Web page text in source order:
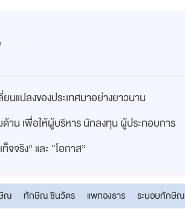
นแปลงของประเทศมาอย่างยาวนาน
าน เพื่อให้ผู้บริหาร นักลงทุน ผู้ประกอบการ
จริง” และ “โอกาส”
ณ ทักษิณ ชินวัตร แพทองธาร ระบอบทักษิณ